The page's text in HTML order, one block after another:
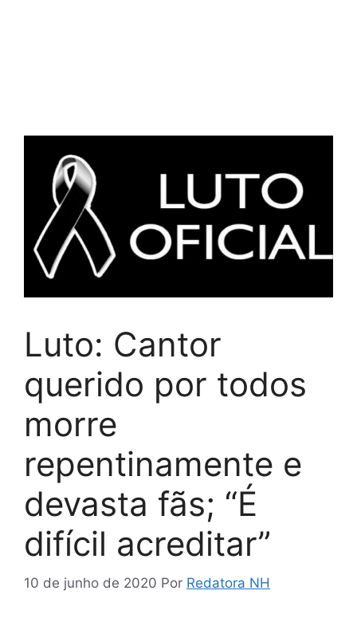
Luto: Cantor
querido por todos
morre
repentinamente e
devasta fãs; “É
difícil acreditar”
10 de junho de 2020 Por Redatora NH